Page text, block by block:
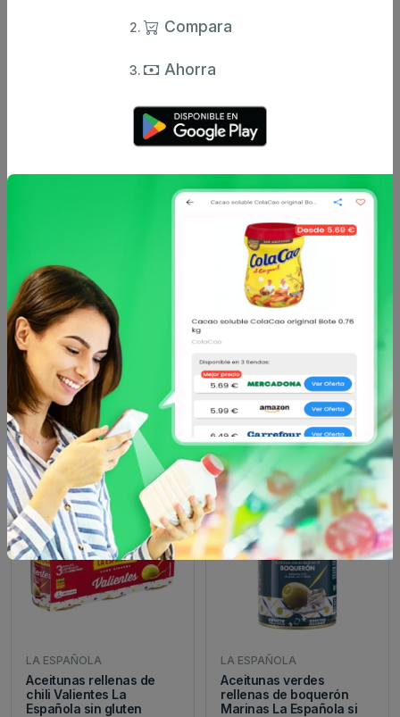
Otros productos deLA ESPAÑOLA
Aceitunas y encurtidos
LA ESPAÑOLA
Aceitunas verdes
rellenas de anchoa La
Española sin gluten p
desde
4.02 €
rellenas de anchoa sabor
suave La Española
desde
2.69 €
LA ESPAÑOLA
Aceitunas rellenas de
chili Valientes La
Española sin gluten
LA ESPAÑOLA
Aceitunas verdes
rellenas de boquerón
Marinas La Española si
Compara
Ahorra